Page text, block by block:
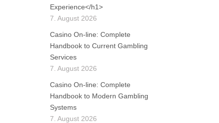
Experience</h1>
7. August 2026
Casino On-line: Complete
Handbook to Current Gambling
Services
7. August 2026
Casino On-line: Complete
Handbook to Modern Gambling
Systems
7. August 2026